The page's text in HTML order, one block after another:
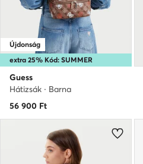
extra 25% Kód: SUMMER
Újdonság
Guess
Hátizsák · Barna
56 900 Ft